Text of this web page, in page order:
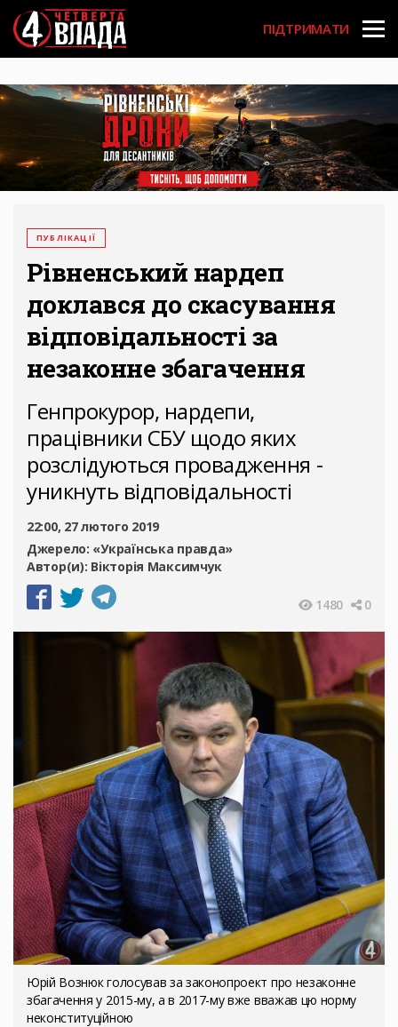
Перейти
до
основного
вмісту
User
account
menu
ПІДТРИМАТИ
ПУБЛІКАЦІЇ
Рівненський нардеп
доклався до скасування
відповідальності за
незаконне збагачення
Генпрокурор, нардепи,
працівники СБУ щодо яких
розслідуються провадження -
уникнуть відповідальності
22:00, 27 лютого 2019
Джерело: «Українська правда»
Автор(и): Вікторія Максимчук
1480 0
Юрій Вознюк голосував за законопроект про незаконне
збагачення у 2015-му, а в 2017-му вже вважав цю норму
неконституційною